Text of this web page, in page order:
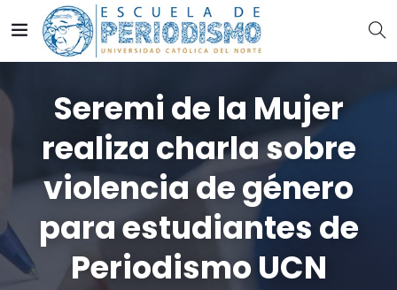
Seremi de la Mujer
realiza charla sobre
violencia de género
para estudiantes de
Periodismo UCN